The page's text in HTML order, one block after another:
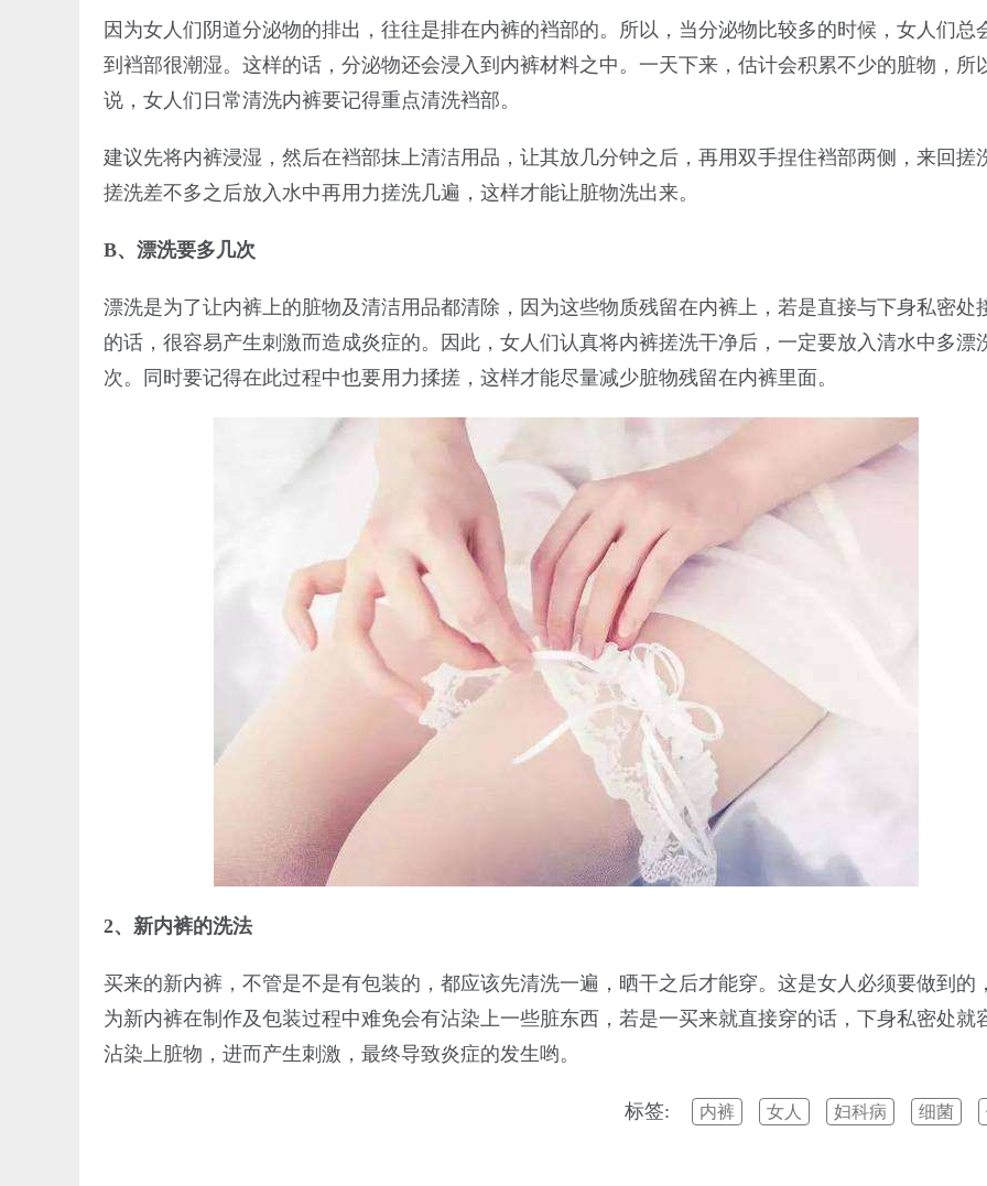
因为女人们阴道分泌物的排出，往往是排在内裤的裆部的。所以，当分泌物比较多的时候，女人们总
到裆部很潮湿。这样的话，分泌物还会浸入到内裤材料之中。一天下来，估计会积累不少的脏物，所
说，女人们日常清洗内裤要记得重点清洗裆部。
建议先将内裤浸湿，然后在裆部抹上清洁用品，让其放几分钟之后，再用双手捏住裆部两侧，来回搓
搓洗差不多之后放入水中再用力搓洗几遍，这样才能让脏物洗出来。
B、漂洗要多几次
漂洗是为了让内裤上的脏物及清洁用品都清除，因为这些物质残留在内裤上，若是直接与下身私密处
的话，很容易产生刺激而造成炎症的。因此，女人们认真将内裤搓洗干净后，一定要放入清水中多漂
次。同时要记得在此过程中也要用力揉搓，这样才能尽量减少脏物残留在内裤里面。
2、新内裤的洗法
买来的新内裤，不管是不是有包装的，都应该先清洗一遍，晒干之后才能穿。这是女人必须要做到的
为新内裤在制作及包装过程中难免会有沾染上一些脏东西，若是一买来就直接穿的话，下身私密处就
沾染上脏物，进而产生刺激，最终导致炎症的发生哟。
标签: 内裤 女人 妇科病 细菌